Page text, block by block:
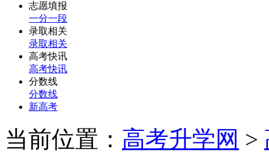
志愿填报
一分一段
录取相关
录取相关
高考快讯
高考快讯
分数线
分数线
新高考
当前位置： 高考升学网 >